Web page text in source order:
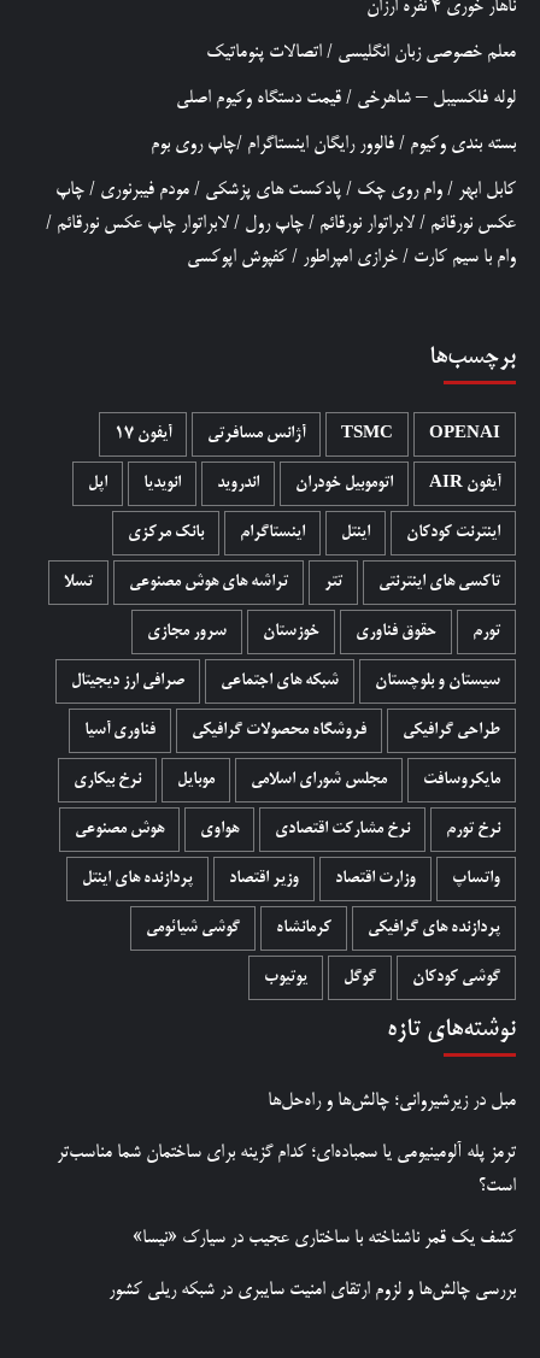
ناهار خوری 4 نفره ارزان
معلم خصوصی زبان انگلیسی / اتصالات پنوماتیک
لوله فلکسیبل – شاهرخی / قیمت دستگاه وکیوم اصلی
بسته بندی وکیوم / فالوور رایگان اینستاگرام /چاپ روی بوم
کابل ابهر / وام روی چک / پادکست های پزشکی / مودم فیبرنوری / چاپ
عکس نورقائم / لابراتوار نورقائم / چاپ رول / لابراتوار چاپ عکس نورقائم /
وام با سیم کارت / خرازی امپراطور / کفپوش اپوکسی
برچسب‌ها
OPENAI
TSMC آژانس مسافرتی آیفون 17
آیفون AIR اتوموبیل خودران اندروید انویدیا اپل
اینترنت کودکان اینتل اینستاگرام بانک مرکزی
تاکسی های اینترنتی تتر تراشه های هوش مصنوعی تسلا
تورم حقوق فناوری خوزستان سرور مجازی
سیستان و بلوچستان شبکه های اجتماعی صرافی ارز دیجیتال
طراحی گرافیکی فروشگاه محصولات گرافيکی فناوری آسیا
مایکروسافت مجلس شورای اسلامی موبایل نرخ بیکاری
نرخ تورم نرخ مشارکت اقتصادی هواوی هوش مصنوعی
واتساپ وزارت اقتصاد وزیر اقتصاد پردازنده های اینتل
پردازنده های گرافیکی کرمانشاه گوشی شیائومی
گوشی کودکان گوگل یوتیوب
نوشته‌های تازه
مبل در زیرشیروانی؛ چالش‌ها و راه‌حل‌ها
ترمز پله آلومینیومی یا سمباده‌ای؛ کدام گزینه برای ساختمان شما مناسب‌تر
است؟
کشف یک قمر ناشناخته با ساختاری عجیب در سیارک «نیسا»
بررسی چالش‌ها و لزوم ارتقای امنیت سایبری در شبکه ریلی کشور